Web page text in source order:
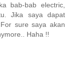
bab-bab electric,
Jika saya dapat
sure saya akan
Haha !!